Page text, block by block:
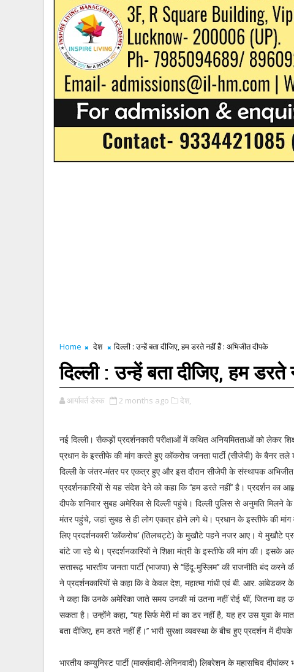
Home देश दिल्ली : उन्हें बता दीजिए, हम डरते नहीं हैं : अभिजीत दीपके
दिल्ली : उन्हें बता दीजिए, हम
आर्यावर्त डेस्क 2 months ago देश,
नई दिल्ली। सैकड़ों प्रदर्शनकारी परीक्षाओं में कथित अनियमितताओं को लेकर
प्रधान के इस्तीफे की मांग करते हुए कॉकरोच जनता पार्टी (सीजेपी) के बैनर तले
दिल्ली के जंतर-मंतर पर एकत्र हुए और इस दौरान सीजेपी के संस्थापक
प्रदर्शनकारियों से यह संदेश देने को कहा कि ‘‘हम डरते नहीं’’ है। प्रदर्शन का
दीपके शनिवार सुबह अमेरिका से दिल्ली पहुंचे। दिल्ली पुलिस से अनुमति मिलने
मंतर पहुंचे, जहां सुबह से ही लोग एकत्र होने लगे थे। प्रधान के इस्तीफे की मांग
लिए प्रदर्शनकारी ‘कॉकरोच’ (तिलचट्टे) के मुखौटे पहने नजर आए। ये मुखौटे
बांटे जा रहे थे। प्रदर्शनकारियों ने शिक्षा मंत्री के इस्तीफे की मांग की। इसके
सत्तारूढ़ भारतीय जनता पार्टी (भाजपा) से ‘‘हिंदू-मुस्लिम’’ की राजनीति बंद
ने प्रदर्शनकारियों से कहा कि वे केवल देश, महात्मा गांधी एवं बी. आर. आंबेडकर
ने कहा कि उनके अमेरिका जाते समय उनकी मां उतना नहीं रोई थीं, जितना वह
सकता है। उन्होंने कहा, ‘‘यह सिर्फ मेरी मां का डर नहीं है, यह हर उस युवा के
बता दीजिए, हम डरते नहीं हैं।’’ भारी सुरक्षा व्यवस्था के बीच हुए प्रदर्शन में
भारतीय कम्युनिस्ट पार्टी (मार्क्सवादी-लेनिनवादी) लिबरेशन के महासचिव दीपांकर